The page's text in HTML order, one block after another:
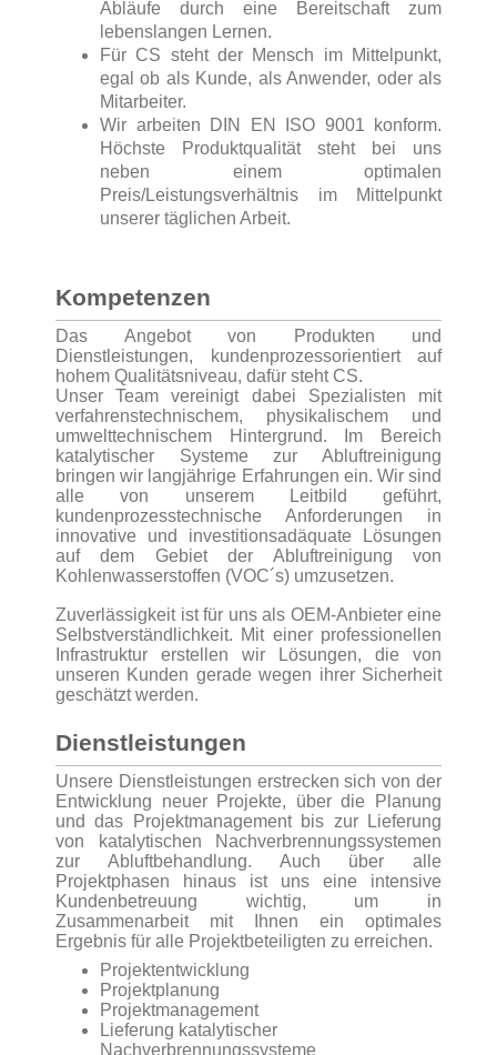
Abläufe durch eine Bereitschaft zum
lebenslangen Lernen.
Für CS steht der Mensch im Mittelpunkt,
egal ob als Kunde, als Anwender, oder als
Mitarbeiter.
Wir arbeiten DIN EN ISO 9001 konform.
Höchste Produktqualität steht bei uns
neben einem optimalen
Preis/Leistungsverhältnis im Mittelpunkt
unserer täglichen Arbeit.
Kompetenzen
Das Angebot von Produkten und
Dienstleistungen, kundenprozessorientiert auf
hohem Qualitätsniveau, dafür steht CS.
Unser Team vereinigt dabei Spezialisten mit
verfahrenstechnischem, physikalischem und
umwelttechnischem Hintergrund. Im Bereich
katalytischer Systeme zur Abluftreinigung
bringen wir langjährige Erfahrungen ein. Wir sind
alle von unserem Leitbild geführt,
kundenprozesstechnische Anforderungen in
innovative und investitionsadäquate Lösungen
auf dem Gebiet der Abluftreinigung von
Kohlenwasserstoffen (VOC´s) umzusetzen.
Zuverlässigkeit ist für uns als OEM-Anbieter eine
Selbstverständlichkeit. Mit einer professionellen
Infrastruktur erstellen wir Lösungen, die von
unseren Kunden gerade wegen ihrer Sicherheit
geschätzt werden.
Dienstleistungen
Unsere Dienstleistungen erstrecken sich von der
Entwicklung neuer Projekte, über die Planung
und das Projektmanagement bis zur Lieferung
von katalytischen Nachverbrennungssystemen
zur Abluftbehandlung. Auch über alle
Projektphasen hinaus ist uns eine intensive
Kundenbetreuung wichtig, um in
Zusammenarbeit mit Ihnen ein optimales
Ergebnis für alle Projektbeteiligten zu erreichen.
Projektentwicklung
Projektplanung
Projektmanagement
Lieferung katalytischer
Nachverbrennungssysteme